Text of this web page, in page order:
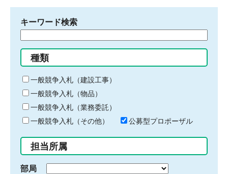
キーワード検索
る
キ
ー
ワ
ー
ド
入
力
種類
一般競争入札（建設工事）
一般競争入札（物品）
一般競争入札（業務委託）
一般競争入札（その他）
公募型プロポーザル
担当所属
部局